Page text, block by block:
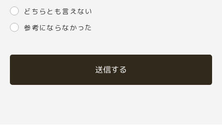
どちらとも言えない
参考にならなかった
送信する